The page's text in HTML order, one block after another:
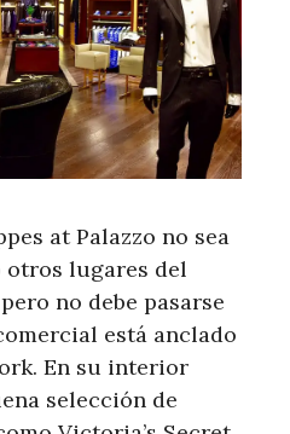
at Palazzo no sea
lugares del
no debe pasarse
está anclado
En su interior
selección de